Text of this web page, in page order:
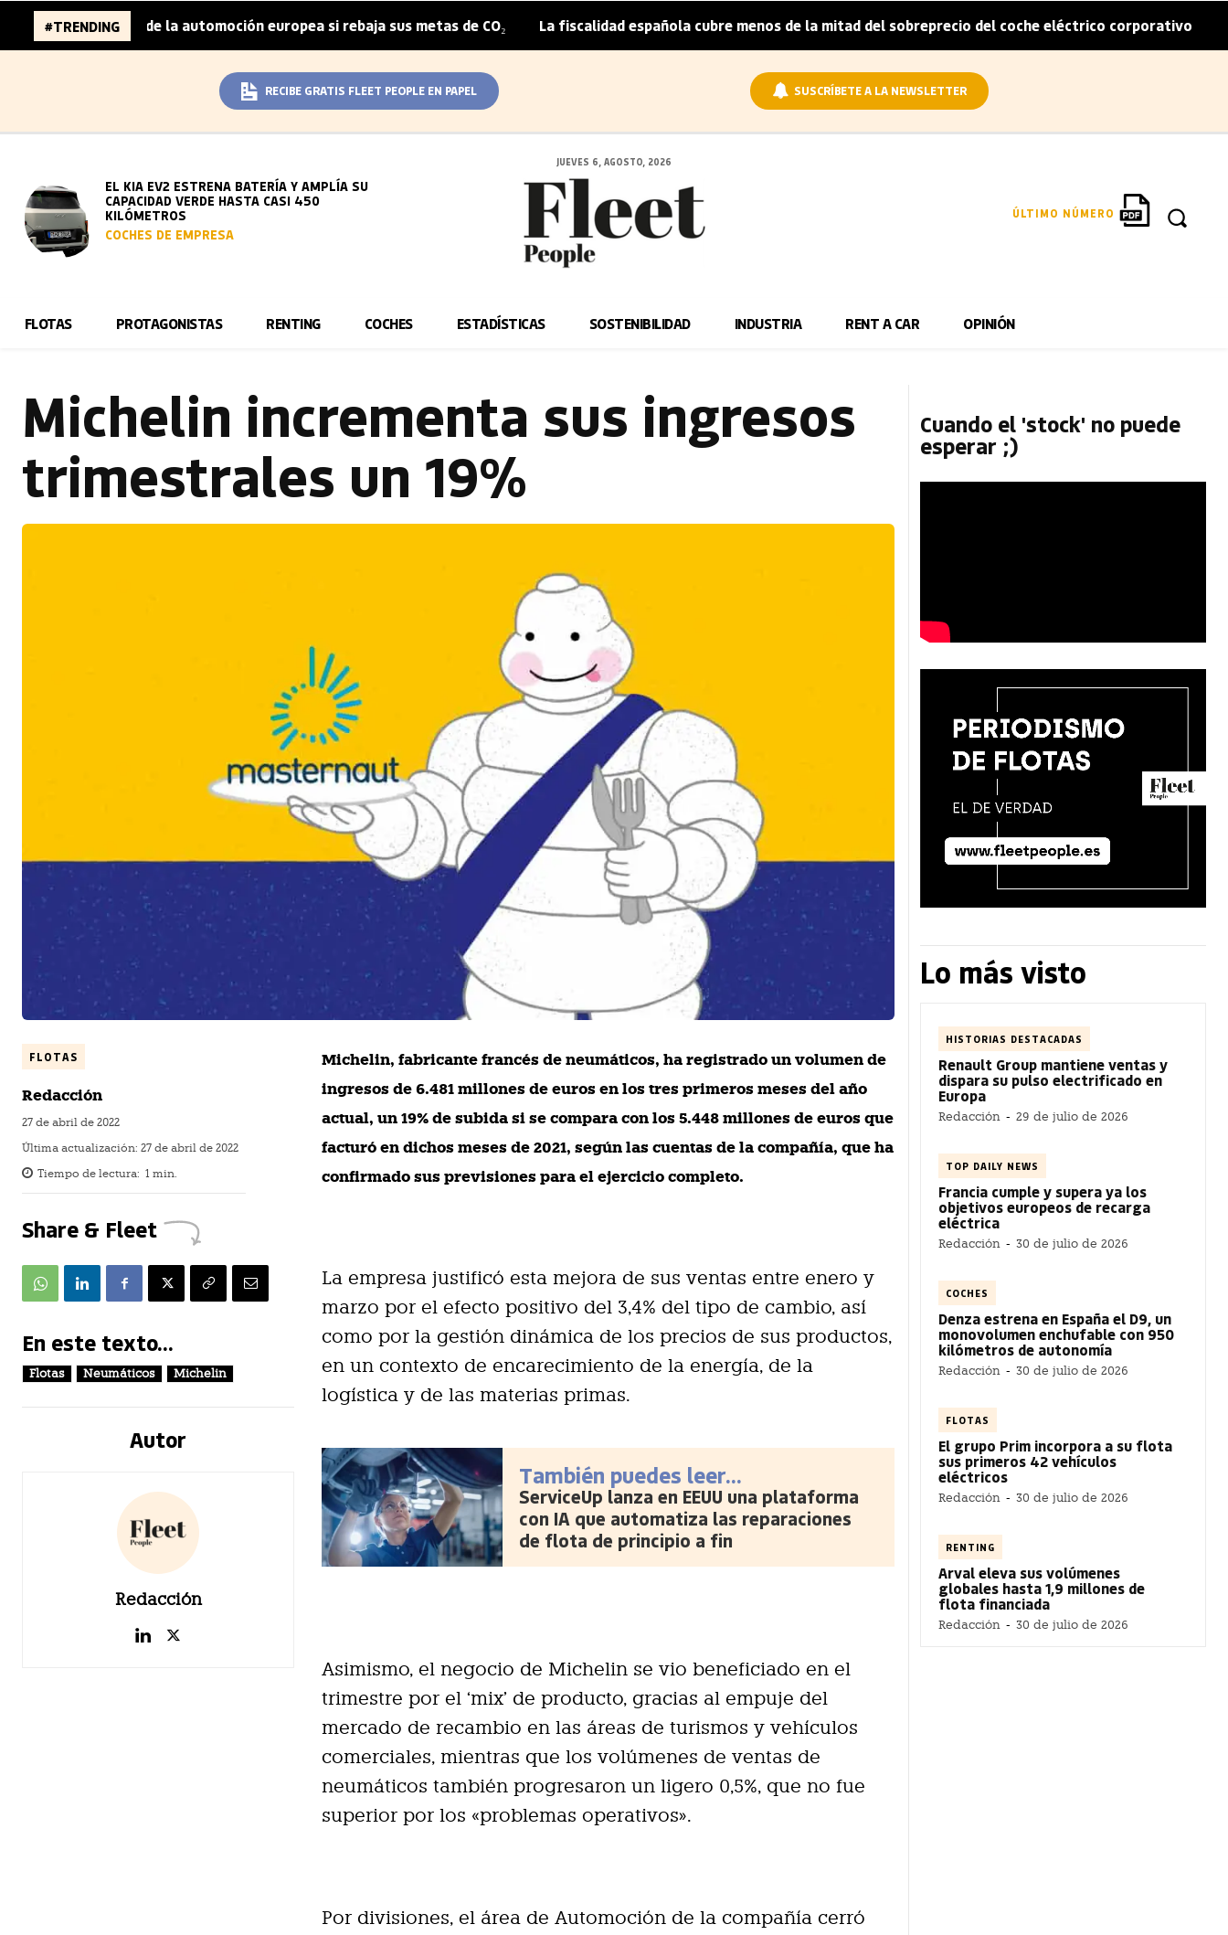
#TRENDING
de la automoción europea si rebaja sus metas de CO₂ | La fiscalidad española cubre menos de la mitad del sobreprecio del coche eléctrico corporativo | Arval
RECIBE GRATIS FLEET PEOPLE EN PAPEL SUSCRÍBETE A LA NEWSLETTER
EL KIA EV2 ESTRENA BATERÍA Y AMPLÍA SU
CAPACIDAD VERDE HASTA CASI 450
KILÓMETROS
COCHES DE EMPRESA
JUEVES 6, AGOSTO, 2026
ÚLTIMO NÚMERO
FLOTAS PROTAGONISTAS RENTING COCHES ESTADÍSTICAS SOSTENIBILIDAD INDUSTRIA RENT A CAR OPINIÓN
Michelin incrementa sus ingresos
trimestrales un 19%
FLOTAS
Redacción
27 de abril de 2022
Última actualización: 27 de abril de 2022
Tiempo de lectura: 1 min.
Share & Fleet
En este texto...
Flotas Neumáticos Michelin
Autor
Redacción
Michelin, fabricante francés de neumáticos, ha registrado un volumen de
ingresos de 6.481 millones de euros en los tres primeros meses del año
actual, un 19% de subida si se compara con los 5.448 millones de euros que
facturó en dichos meses de 2021, según las cuentas de la compañía, que ha
confirmado sus previsiones para el ejercicio completo.
La empresa justificó esta mejora de sus ventas entre enero y
marzo por el efecto positivo del 3,4% del tipo de cambio, así
como por la gestión dinámica de los precios de sus productos,
en un contexto de encarecimiento de la energía, de la
logística y de las materias primas.
También puedes leer...
ServiceUp lanza en EEUU una plataforma
con IA que automatiza las reparaciones
de flota de principio a fin
Asimismo, el negocio de Michelin se vio beneficiado en el
trimestre por el ‘mix’ de producto, gracias al empuje del
mercado de recambio en las áreas de turismos y vehículos
comerciales, mientras que los volúmenes de ventas de
neumáticos también progresaron un ligero 0,5%, que no fue
superior por los «problemas operativos».
Por divisiones, el área de Automoción de la compañía cerró
Cuando el 'stock' no puede
esperar ;)
Lo más visto
HISTORIAS DESTACADAS
Renault Group mantiene ventas y
dispara su pulso electrificado en
Europa
Redacción - 29 de julio de 2026
TOP DAILY NEWS
Francia cumple y supera ya los
objetivos europeos de recarga
eléctrica
Redacción - 30 de julio de 2026
COCHES
Denza estrena en España el D9, un
monovolumen enchufable con 950
kilómetros de autonomía
Redacción - 30 de julio de 2026
FLOTAS
El grupo Prim incorpora a su flota
sus primeros 42 vehículos
eléctricos
Redacción - 30 de julio de 2026
RENTING
Arval eleva sus volúmenes
globales hasta 1,9 millones de
flota financiada
Redacción - 30 de julio de 2026